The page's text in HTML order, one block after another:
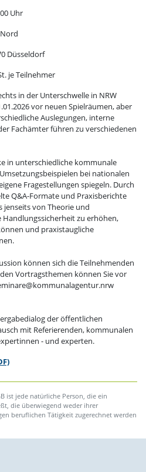
Uhr
Düsseldorf
je Teilnehmer
in der Unterschwelle in NRW
vor neuen Spielräumen, aber
Auslegungen, interne
Fachämter führen zu verschiedenen
in unterschiedliche kommunale
bei nationalen
Fragestellungen spiegeln. Durch
Q&A-Formate und Praxisberichte
jenseits von Theorie und
Handlungssicherheit zu erhöhen,
und praxistaugliche
können sich die Teilnehmenden
Vortragsthemen können Sie vor
der öffentlichen
mit Referierenden, kommunalen
- und experten.
ist jede natürliche Person, die ein
die überwiegend weder ihrer
beruflichen Tätigkeit zugerechnet werden